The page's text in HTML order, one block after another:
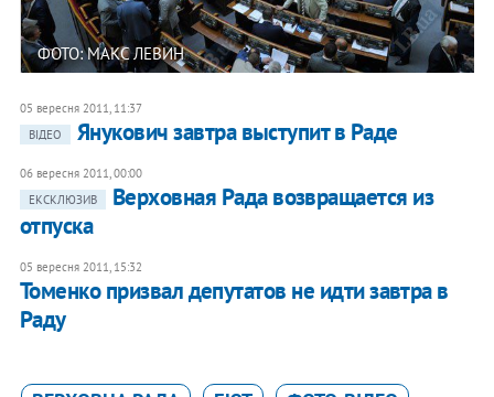
ФОТО: МАКС ЛЕВИН
05 вересня 2011, 11:37
ВІДЕО
Янукович завтра выступит в Раде
06 вересня 2011, 00:00
ЕКСКЛЮЗИВ
Верховная Рада возвращается из
отпуска
05 вересня 2011, 15:32
Томенко призвал депутатов не идти завтра в
Раду